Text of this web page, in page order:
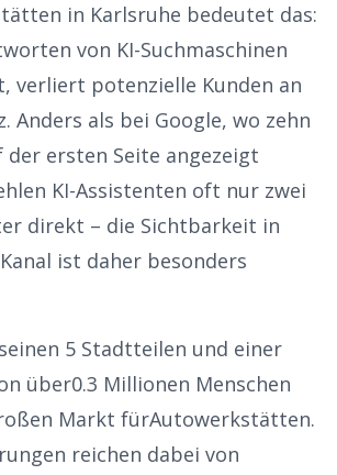
in Karlsruhe bedeutet das:
von KI-Suchmaschinen
verliert potenzielle Kunden an
Anders als bei Google, wo zehn
der ersten Seite angezeigt
KI-Assistenten oft nur zwei
direkt – die Sichtbarkeit in
ist daher besonders
5 Stadtteilen und einer
über0.3 Millionen Menschen
Markt fürAutowerkstätten.
reichen dabei von